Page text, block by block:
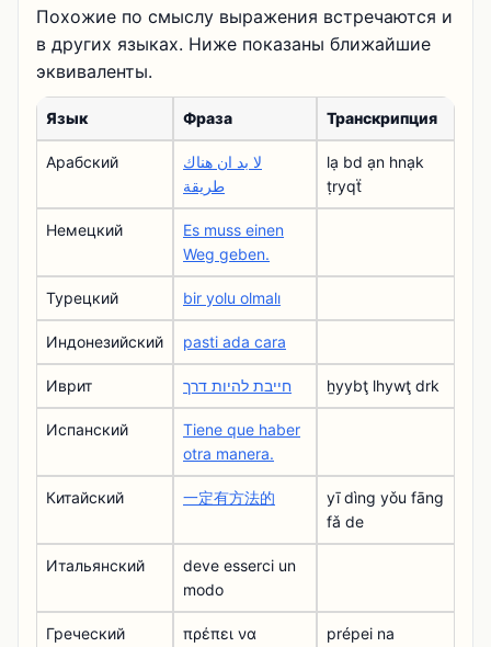
Похожие по смыслу выражения встречаются и
в других языках. Ниже показаны ближайшие
эквиваленты.
Язык Фраза Транскрипция
Арабский
لا بد ان هناك
طريقة
lạ bd ạn hnạk
ṭryqẗ
Немецкий
Es muss einen
Weg geben.
Турецкий bir yolu olmalı
Индонезийский pasti ada cara
Иврит חייבת להיות דרך ẖyybţ lhywţ drk
Испанский
Tiene que haber
otra manera.
Китайский 一定有方法的
yī dìng yǒu fāng
fǎ de
Итальянский
deve esserci un
modo
Греческий
πρέπει να
prépei na